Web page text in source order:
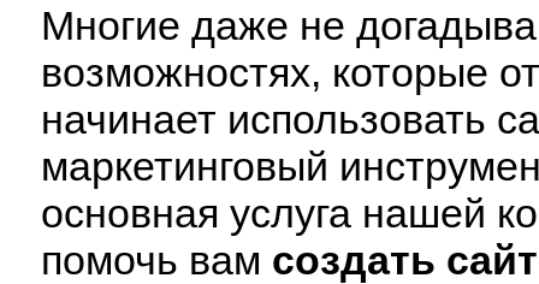
Многие даже не
возможностях, которые
начинает использовать
маркетинговый
основная услуга нашей
помочь вам создать сайт